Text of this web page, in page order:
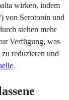
wirken, indem
von Serotonin und
stehen mehr
Verfügung, was
reduzieren und
.